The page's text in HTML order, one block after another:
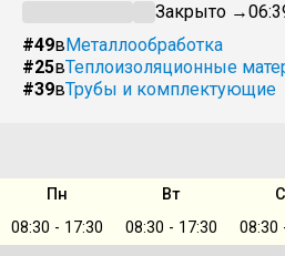
Закрыто →
#49вМеталлообработка
#25вТеплоизоляционные
#39вТрубы и комплектующие
Пн Вт
08:30 - 17:30
08:30 - 17:30 08:30